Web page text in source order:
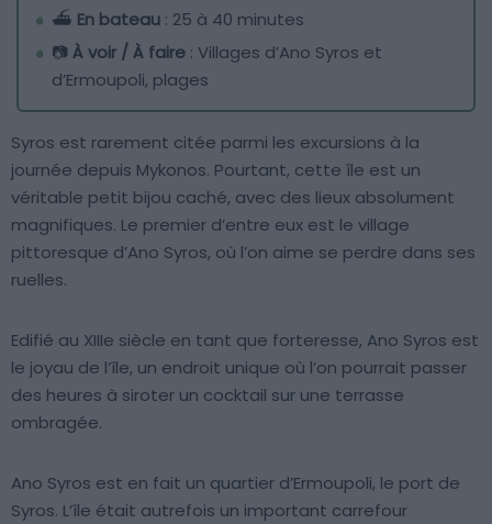
⛴️ En bateau : 25 à 40 minutes
📷À voir / À faire : Villages d’Ano Syros et
d’Ermoupoli, plages
Syros est rarement citée parmi les excursions à la
journée depuis Mykonos. Pourtant, cette île est un
véritable petit bijou caché, avec des lieux absolument
magnifiques. Le premier d’entre eux est le village
pittoresque d’Ano Syros, où l’on aime se perdre dans ses
ruelles.
Edifié au XIIIe siècle en tant que forteresse, Ano Syros est
le joyau de l’île, un endroit unique où l’on pourrait passer
des heures à siroter un cocktail sur une terrasse
ombragée.
Ano Syros est en fait un quartier d’Ermoupoli, le port de
Syros. L’île était autrefois un important carrefour